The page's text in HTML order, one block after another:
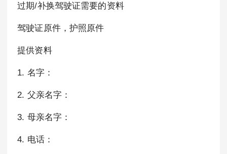
过期/补换驾驶证需要的资料
驾驶证原件，护照原件
提供资料
1. 名字：
2. 父亲名字：
3. 母亲名字：
4. 电话：